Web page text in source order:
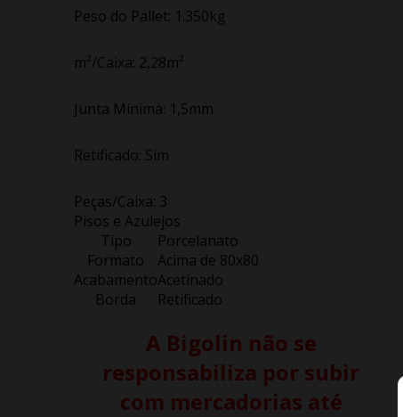
Peso do Pallet: 1.350kg
m²/Caixa: 2,28m²
Junta Mínima: 1,5mm
Retificado: Sim
Peças/Caixa: 3
Pisos e Azulejos
Tipo
Porcelanato
Formato
Acima de 80x80
AcabamentoAcetinado
Borda
Retificado
A Bigolin não se
responsabiliza por subir
com mercadorias até